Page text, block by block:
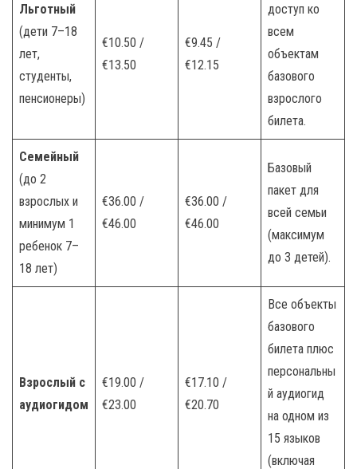
Льготный
(дети 7–18
лет,
студенты,
пенсионеры)
€10.50 /
€13.50
€9.45 /
€12.15
доступ ко
всем
объектам
базового
взрослого
билета.
Семейный
(до 2
взрослых и
минимум 1
ребенок 7–
18 лет)
€36.00 /
€46.00
€36.00 /
€46.00
Базовый
пакет для
всей семьи
(максимум
до 3 детей).
Взрослый с
аудиогидом
€19.00 /
€23.00
€17.10 /
€20.70
Все объекты
базового
билета плюс
персональны
й аудиогид
на одном из
15 языков
(включая